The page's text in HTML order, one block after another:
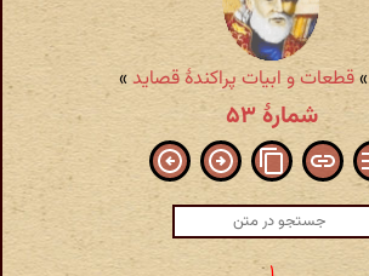
»قطعات و ابیات پراکندهٔ قصاید»
شمارهٔ ۵۳